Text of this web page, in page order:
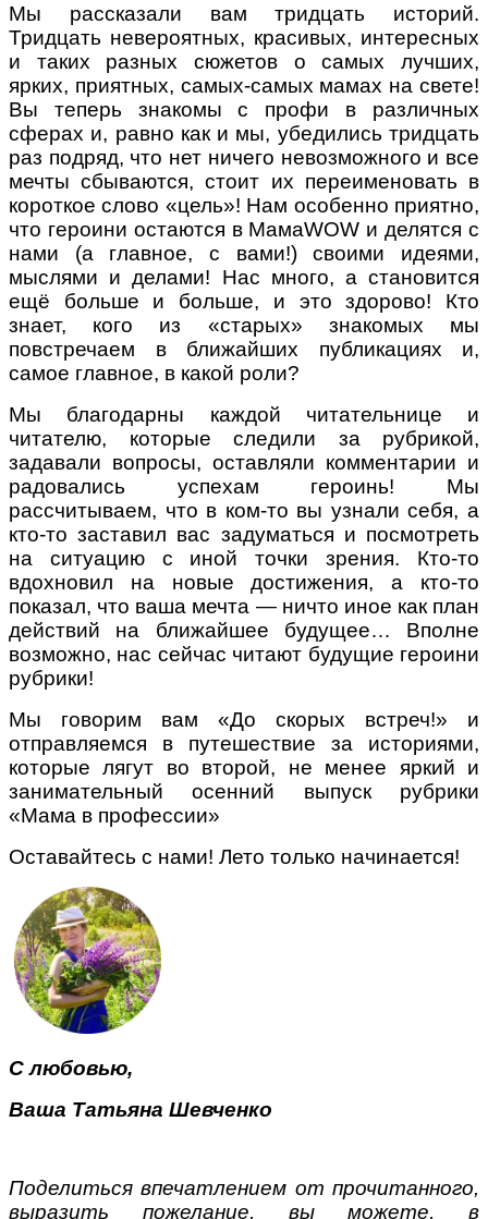
Мы рассказали вам тридцать историй.
Тридцать невероятных, красивых, интересных
и таких разных сюжетов о самых лучших,
ярких, приятных, самых-самых мамах на свете!
Вы теперь знакомы с профи в различных
сферах и, равно как и мы, убедились тридцать
раз подряд, что нет ничего невозможного и все
мечты сбываются, стоит их переименовать в
короткое слово «цель»! Нам особенно приятно,
что героини остаются в МамаWOW и делятся с
нами (а главное, с вами!) своими идеями,
мыслями и делами! Нас много, а становится
ещё больше и больше, и это здорово! Кто
знает, кого из «старых» знакомых мы
повстречаем в ближайших публикациях и,
самое главное, в какой роли?
Мы благодарны каждой читательнице и
читателю, которые следили за рубрикой,
задавали вопросы, оставляли комментарии и
радовались успехам героинь! Мы
рассчитываем, что в ком-то вы узнали себя, а
кто-то заставил вас задуматься и посмотреть
на ситуацию с иной точки зрения. Кто-то
вдохновил на новые достижения, а кто-то
показал, что ваша мечта — ничто иное как план
действий на ближайшее будущее… Вполне
возможно, нас сейчас читают будущие героини
рубрики!
Мы говорим вам «До скорых встреч!» и
отправляемся в путешествие за историями,
которые лягут во второй, не менее яркий и
занимательный осенний выпуск рубрики
«Мама в профессии»
Оставайтесь с нами! Лето только начинается!
С любовью,
Ваша Татьяна Шевченко
Поделиться впечатлением от прочитанного,
выразить пожелание, вы можете, в